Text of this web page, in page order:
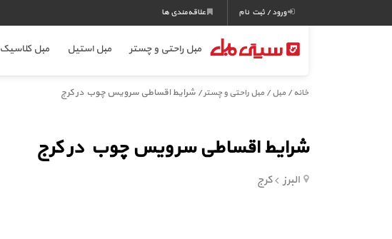
ورود / ثبت نام علاقه‌مندی ها
مبل راحتی و چستر مبل استیل مبل کلاسیک
خانه / مبل/ مبل راحتی و چستر/ شرایط اقساطی سرویس چوب در کرج
شرایط اقساطی سرویس چوب در کرج
البرز کرج